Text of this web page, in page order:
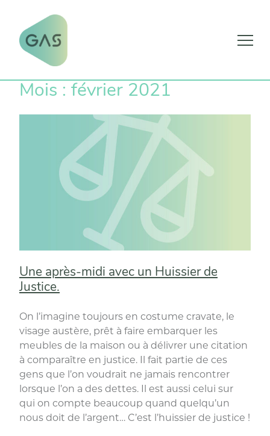
content
Mois : février 2021
Une après-midi avec un Huissier de
Justice.
On l’imagine toujours en costume cravate, le
visage austère, prêt à faire embarquer les
meubles de la maison ou à délivrer une citation
à comparaître en justice. Il fait partie de ces
gens que l’on voudrait ne jamais rencontrer
lorsque l’on a des dettes. Il est aussi celui sur
qui on compte beaucoup quand quelqu’un
nous doit de l’argent… C’est l’huissier de justice !